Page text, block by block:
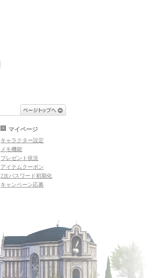
マイページ
キャラクター設定
メモ機能
プレゼント状況
アイテムクーポン
2次パスワード初期化
キャンペーン応募